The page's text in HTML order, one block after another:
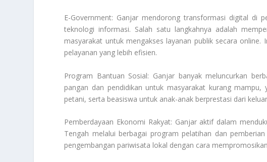
E-Government: Ganjar mendorong transformasi digital di
teknologi informasi. Salah satu langkahnya adalah
masyarakat untuk mengakses layanan publik secara
pelayanan yang lebih efisien.
Program Bantuan Sosial: Ganjar banyak meluncurkan
pangan dan pendidikan untuk masyarakat kurang
petani, serta beasiswa untuk anak-anak berprestasi dari
Pemberdayaan Ekonomi Rakyat: Ganjar aktif dalam
Tengah melalui berbagai program pelatihan dan
pengembangan pariwisata lokal dengan cara